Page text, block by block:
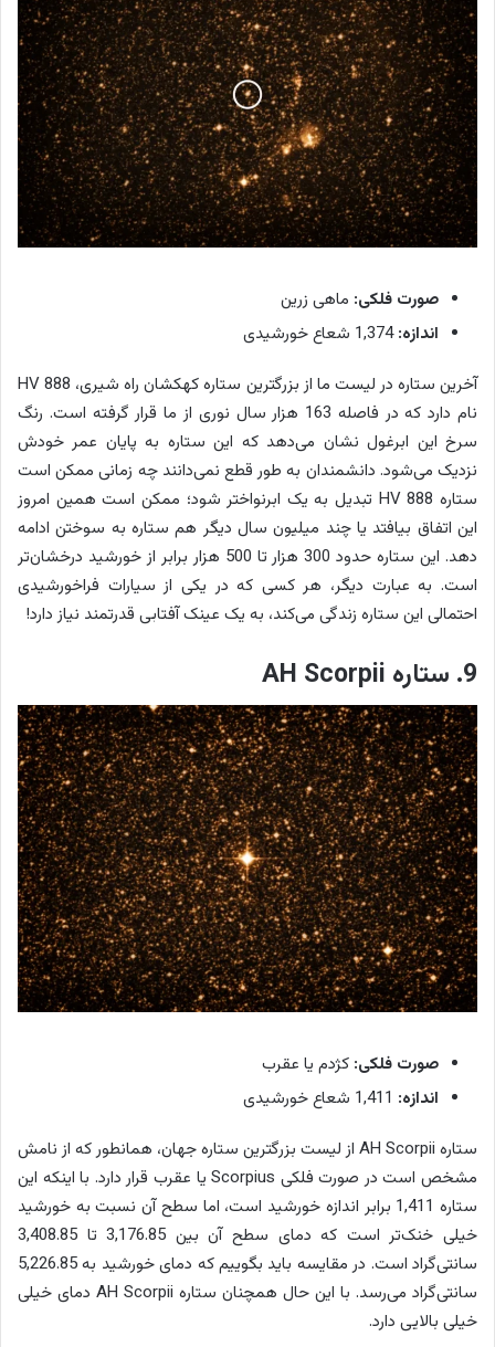
صورت فلکی: ماهی زرین
اندازه:1,374 شعاع خورشیدی
آخرین ستاره در لیست ما از بزرگترین ستاره کهکشان راه شیری، HV 888
نام دارد که در فاصله 163 هزار سال نوری از ما قرار گرفته است. رنگ
سرخ این ابرغول نشان می‌دهد که این ستاره به پایان عمر خودش
نزدیک می‌شود. دانشمندان به طور قطع نمی‌دانند چه زمانی ممکن است
ستاره HV 888 تبدیل به یک ابرنواختر شود؛ ممکن است همین امروز
این اتفاق بیافتد یا چند میلیون سال دیگر هم ستاره به سوختن ادامه
دهد. این ستاره حدود 300 هزار تا 500 هزار برابر از خورشید درخشان‌تر
است. به عبارت دیگر، هر کسی که در یکی از سیارات فراخورشیدی
احتمالی این ستاره زندگی می‌کند، به یک عینک آفتابی قدرتمند نیاز دارد!
9. ستاره AH Scorpii
صورت فلکی: کژدم یا عقرب
اندازه:
ستاره AH Scorpii از لیست بزرگترین ستاره جهان، همانطور که از نامش
مشخص است در صورت فلکی Scorpius یا عقرب قرار دارد. با اینکه این
ستاره 1,411 برابر اندازه خورشید است، اما سطح آن نسبت به خورشید
خیلی خنک‌تر است که دمای سطح آن بین 3,176.85 تا 3,408.85
سانتی‌گراد است. در مقایسه باید بگوییم که دمای خورشید به 5,226.85
سانتی‌گراد می‌رسد. با این حال همچنان ستاره AH Scorpii دمای خیلی
خیلی بالایی دارد.